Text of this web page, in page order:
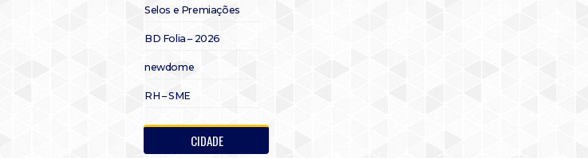
Selos e Premiações
BD Folia – 2026
newdome
RH – SME
CIDADE